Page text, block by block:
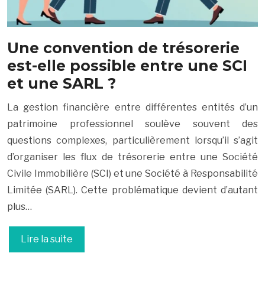
Une convention de trésorerie
est-elle possible entre une SCI
et une SARL ?
La gestion financière entre différentes entités d’un
patrimoine professionnel soulève souvent des
questions complexes, particulièrement lorsqu’il s’agit
d’organiser les flux de trésorerie entre une Société
Civile Immobilière (SCI) et une Société à Responsabilité
Limitée (SARL). Cette problématique devient d’autant
plus…
Lire la suite